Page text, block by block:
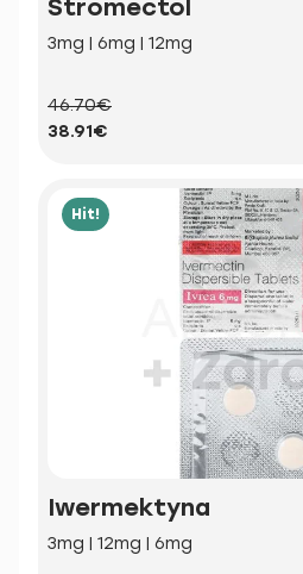
Stromectol
3mg | 6mg | 12mg
46.70€
38.91€
Hit!
Iwermektyna
3mg | 12mg | 6mg